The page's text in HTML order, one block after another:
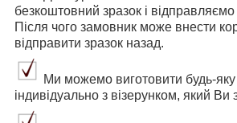
безкоштовний зразок і
Після чого замовник може внести
відправити зразок назад.
Ми можемо виготовити будь-
індивідуально з візерунком, який Ви